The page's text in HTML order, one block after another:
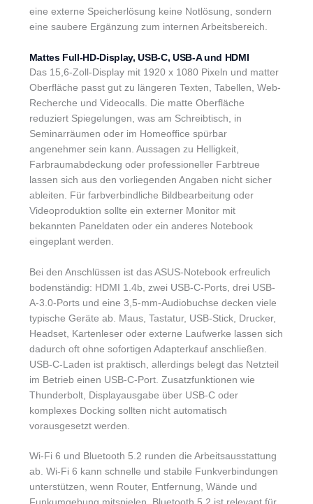
eine externe Speicherlösung keine Notlösung, sondern
eine saubere Ergänzung zum internen Arbeitsbereich.
Mattes Full-HD-Display, USB-C, USB-A und HDMI
Das 15,6-Zoll-Display mit 1920 x 1080 Pixeln und matter
Oberfläche passt gut zu längeren Texten, Tabellen, Web-
Recherche und Videocalls. Die matte Oberfläche
reduziert Spiegelungen, was am Schreibtisch, in
Seminarräumen oder im Homeoffice spürbar
angenehmer sein kann. Aussagen zu Helligkeit,
Farbraumabdeckung oder professioneller Farbtreue
lassen sich aus den vorliegenden Angaben nicht sicher
ableiten. Für farbverbindliche Bildbearbeitung oder
Videoproduktion sollte ein externer Monitor mit
bekannten Paneldaten oder ein anderes Notebook
eingeplant werden.
Bei den Anschlüssen ist das ASUS-Notebook erfreulich
bodenständig: HDMI 1.4b, zwei USB-C-Ports, drei USB-
A-3.0-Ports und eine 3,5-mm-Audiobuchse decken viele
typische Geräte ab. Maus, Tastatur, USB-Stick, Drucker,
Headset, Kartenleser oder externe Laufwerke lassen sich
dadurch oft ohne sofortigen Adapterkauf anschließen.
USB-C-Laden ist praktisch, allerdings belegt das Netzteil
im Betrieb einen USB-C-Port. Zusatzfunktionen wie
Thunderbolt, Displayausgabe über USB-C oder
komplexes Docking sollten nicht automatisch
vorausgesetzt werden.
Wi-Fi 6 und Bluetooth 5.2 runden die Arbeitsausstattung
ab. Wi-Fi 6 kann schnelle und stabile Funkverbindungen
unterstützen, wenn Router, Entfernung, Wände und